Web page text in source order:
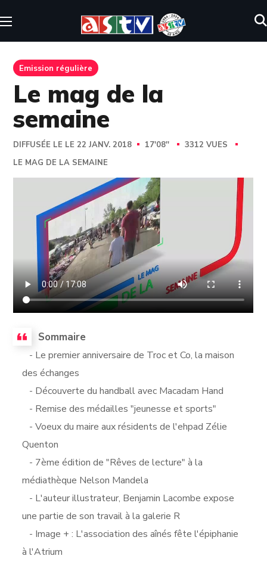
Emission régulière
Le mag de la
semaine
DIFFUSÉE LE LE 22 JANV. 2018 17'08''
3312 VUES
LE MAG DE LA SEMAINE
Sommaire
- Le premier anniversaire de Troc et Co, la maison
des échanges
- Découverte du handball avec Macadam Hand
- Remise des médailles "jeunesse et sports"
- Voeux du maire aux résidents de l'ehpad Zélie
Quenton
- 7ème édition de "Rêves de lecture" à la
médiathèque Nelson Mandela
- L'auteur illustrateur, Benjamin Lacombe expose
une partie de son travail à la galerie R
- Image + : L'association des aînés fête l'épiphanie
à l'Atrium